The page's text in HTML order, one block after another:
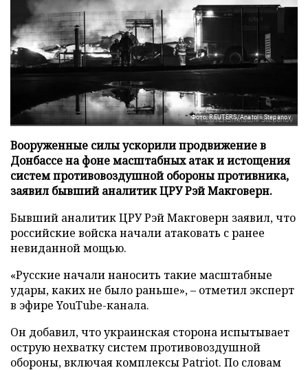
Фото: REUTERS/Anatolii Stepanov
Вооруженные силы ускорили продвижение в
Донбассе на фоне масштабных атак и истощения
систем противовоздушной обороны противника,
заявил бывший аналитик ЦРУ Рэй Макговерн.
Бывший аналитик ЦРУ Рэй Макговерн заявил, что
российские войска начали атаковать с ранее
невиданной мощью.
«Русские начали наносить такие масштабные
удары, каких не было раньше», – отметил эксперт
в эфире YouTube-канала.
Он добавил, что украинская сторона испытывает
острую нехватку систем противовоздушной
обороны, включая комплексы Patriot. По словам